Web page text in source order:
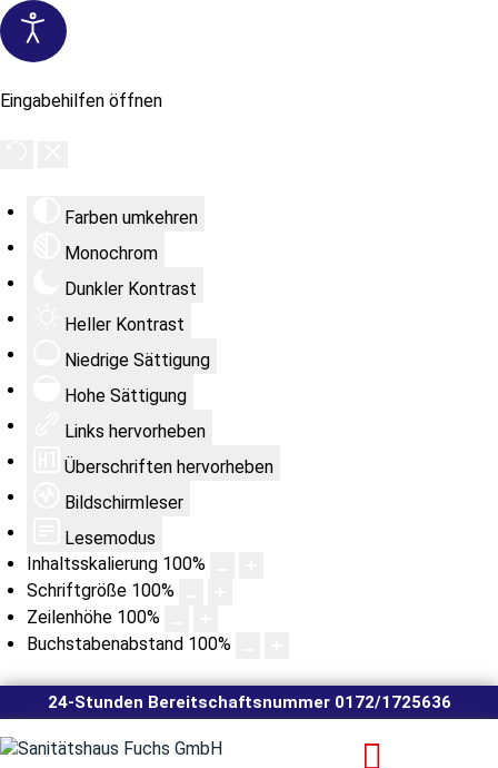
Eingabehilfen öffnen
Farben umkehren
Monochrom
Dunkler Kontrast
Heller Kontrast
Niedrige Sättigung
Hohe Sättigung
Links hervorheben
Überschriften hervorheben
Bildschirmleser
Lesemodus
Inhaltsskalierung 100%
Schriftgröße 100%
Zeilenhöhe 100%
Buchstabenabstand 100%
24-Stunden Bereitschaftsnummer 0172/1725636